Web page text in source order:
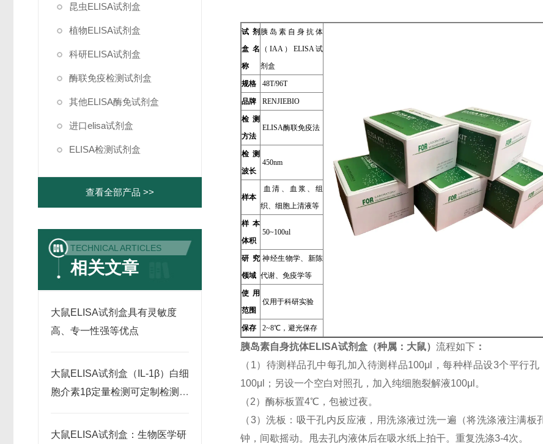
昆虫ELISA试剂盒
植物ELISA试剂盒
科研ELISA试剂盒
酶联免疫检测试剂盒
其他ELISA酶免试剂盒
进口elisa试剂盒
ELISA检测试剂盒
查看全部产品 >>
TECHNICAL ARTICLES
相关文章
大鼠ELISA试剂盒具有灵敏度
高、专一性强等优点
大鼠ELISA试剂盒（IL-1β）白细
胞介素1β定量检测可定制检测范
大鼠ELISA试剂盒：生物医学研
试剂
盒名
称
胰岛素自身抗体
（IAA）ELISA试
剂盒
规格 48T/96T
品牌 RENJIEBIO
检测
方法
ELISA酶联免疫法
检测
波长
450nm
样本
血清、血浆、组
织、细胞上清液等
样本
体积
50~100ul
研究
领域
神经生物学、新陈
代谢、免疫学等
使用
范围
仅用于科研实验
保存 2~8℃，避光保存
胰岛素自身抗体ELISA试剂盒（种属：大鼠）流程如下 ：
（1）待测样品孔中每孔加入待测样品100μl，每种样品设3个平行
100μl；另设一个空白对照孔，加入纯细胞裂解液100μl。
（2）酶标板置4℃，包被过夜。
（3）洗板：吸干孔内反应液，用洗涤液过洗一遍（将洗涤液注满
钟，间歇摇动。甩去孔内液体后在吸水纸上拍干。重复洗涤3-4次。